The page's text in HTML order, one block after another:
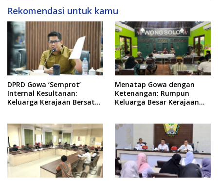
Rekomendasi untuk kamu
DPRD Gowa ‘Semprot’
Internal Kesultanan:
Keluarga Kerajaan Bersatu
Menatap Gowa dengan
Ketenangan: Rumpun
Keluarga Besar Kerajaan
Jalur Musyawarah,
Ingatkan Soal Adat dan
Adab